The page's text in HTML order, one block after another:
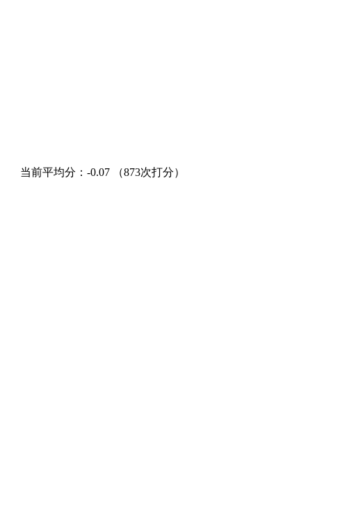
当前平均分： -0.07 （873次打分）